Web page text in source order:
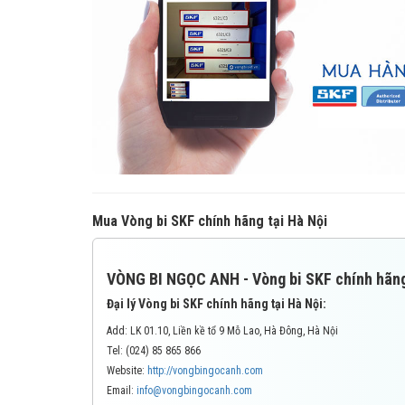
Mua Vòng bi SKF chính hãng tại Hà Nội
VÒNG BI NGỌC ANH - Vòng bi SKF chính
Đại lý Vòng bi SKF chính hãng tại Hà Nội:
Add: LK 01.10, Liền kề tổ 9 Mỗ Lao, Hà Đông, Hà Nội
Tel: (024) 85 865 866
Website: http://vongbingocanh.com
Email: info@vongbingocanh.com